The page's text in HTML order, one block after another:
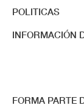
FORMA PARTE
POLITICAS
INFORMACIÓN